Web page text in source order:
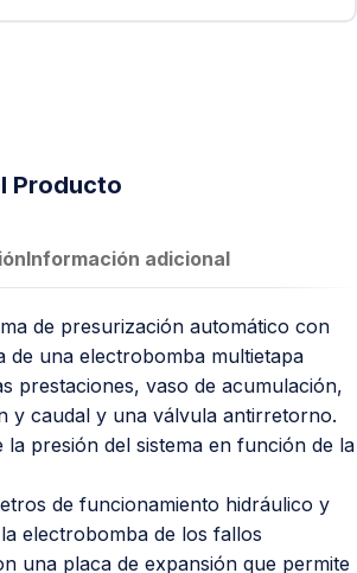
Producto
Información adicional
de presurización automático con
de una electrobomba multietapa
prestaciones, vaso de acumulación,
y caudal y una válvula antirretorno.
la presión del sistema en función de la
de funcionamiento hidráulico y
electrobomba de los fallos
una placa de expansión que permite